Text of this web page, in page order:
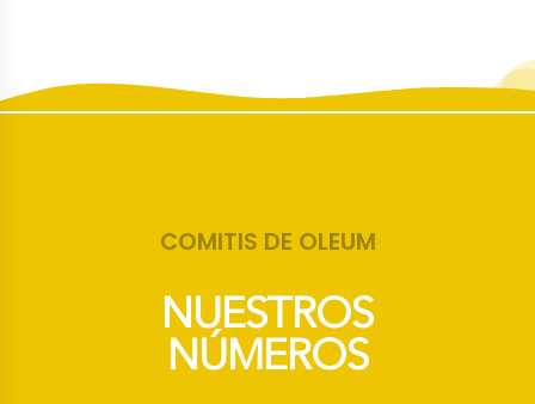
COMITIS DE OLEUM
NUESTROS
NÚMEROS